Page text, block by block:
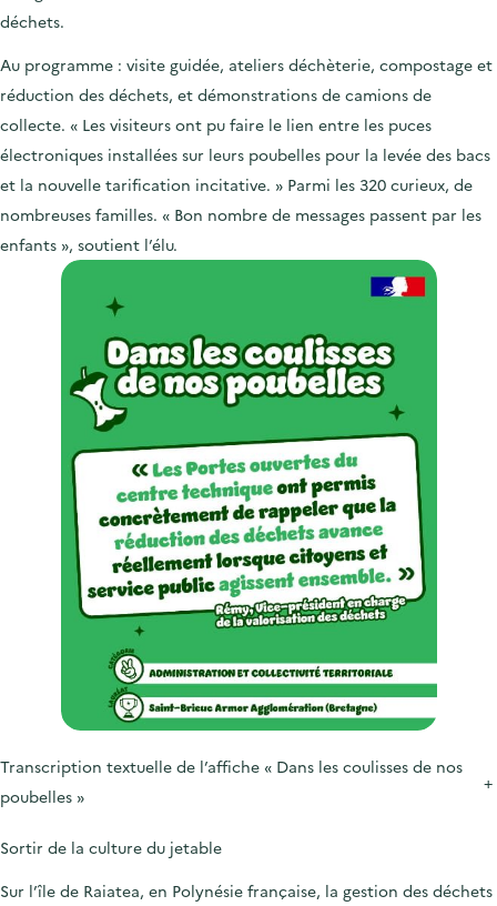
déchets.
Au programme : visite guidée, ateliers déchèterie, compostage et
réduction des déchets, et démonstrations de camions de
collecte. « Les visiteurs ont pu faire le lien entre les puces
électroniques installées sur leurs poubelles pour la levée des bacs
et la nouvelle tarification incitative. » Parmi les 320 curieux, de
nombreuses familles. « Bon nombre de messages passent par les
enfants », soutient l’élu.
Transcription textuelle de l’affiche « Dans les coulisses de nos
poubelles »
+
Sortir de la culture du jetable
Sur l’île de Raiatea, en Polynésie française, la gestion des déchets